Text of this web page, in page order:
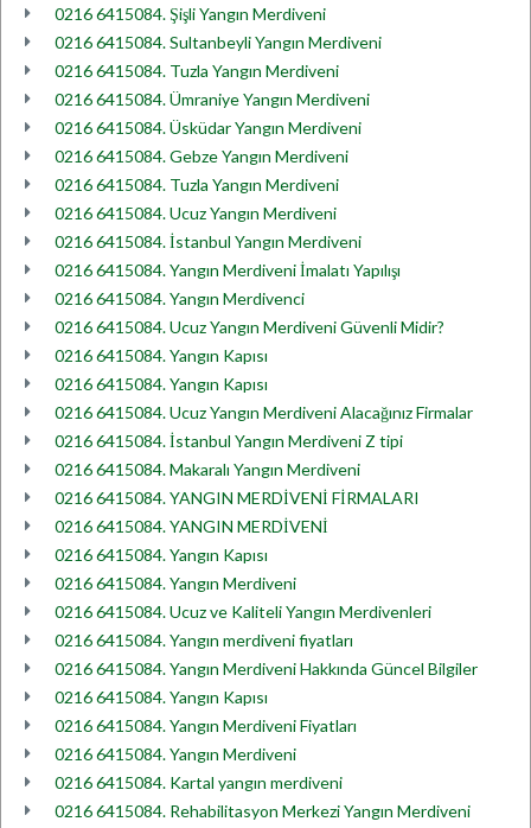
0216 6415084. Şişli Yangın Merdiveni
0216 6415084. Sultanbeyli Yangın Merdiveni
0216 6415084. Tuzla Yangın Merdiveni
0216 6415084. Ümraniye Yangın Merdiveni
0216 6415084. Üsküdar Yangın Merdiveni
0216 6415084. Gebze Yangın Merdiveni
0216 6415084. Tuzla Yangın Merdiveni
0216 6415084. Ucuz Yangın Merdiveni
0216 6415084. İstanbul Yangın Merdiveni
0216 6415084. Yangın Merdiveni İmalatı Yapılışı
0216 6415084. Yangın Merdivenci
0216 6415084. Ucuz Yangın Merdiveni Güvenli Midir?
0216 6415084. Yangın Kapısı
0216 6415084. Yangın Kapısı
0216 6415084. Ucuz Yangın Merdiveni Alacağınız Firmalar
0216 6415084. İstanbul Yangın Merdiveni Z tipi
0216 6415084. Makaralı Yangın Merdiveni
0216 6415084. YANGIN MERDİVENİ FİRMALARI
0216 6415084. YANGIN MERDİVENİ
0216 6415084. Yangın Kapısı
0216 6415084. Yangın Merdiveni
0216 6415084. Ucuz ve Kaliteli Yangın Merdivenleri
0216 6415084. Yangın merdiveni fiyatları
0216 6415084. Yangın Merdiveni Hakkında Güncel Bilgiler
0216 6415084. Yangın Kapısı
0216 6415084. Yangın Merdiveni Fiyatları
0216 6415084. Yangın Merdiveni
0216 6415084. Kartal yangın merdiveni
0216 6415084. Rehabilitasyon Merkezi Yangın Merdiveni